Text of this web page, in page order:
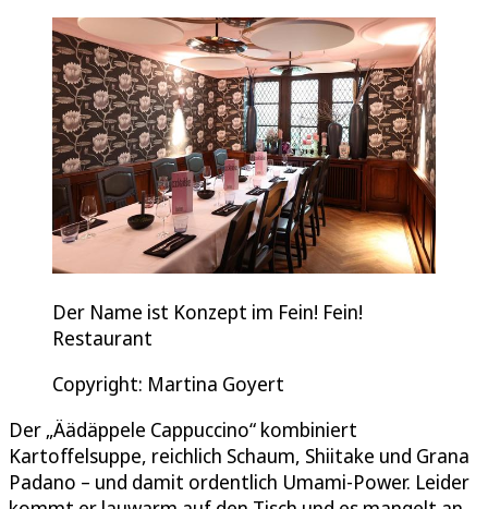
Der Name ist Konzept im Fein! Fein!
Restaurant
Copyright: Martina Goyert
Der „Äädäppele Cappuccino“ kombiniert
Kartoffelsuppe, reichlich Schaum, Shiitake und Grana
Padano – und damit ordentlich Umami-Power. Leider